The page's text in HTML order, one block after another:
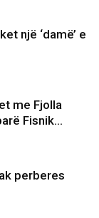
një ‘damë’ e
me Fjolla
Fisnik...
perberes